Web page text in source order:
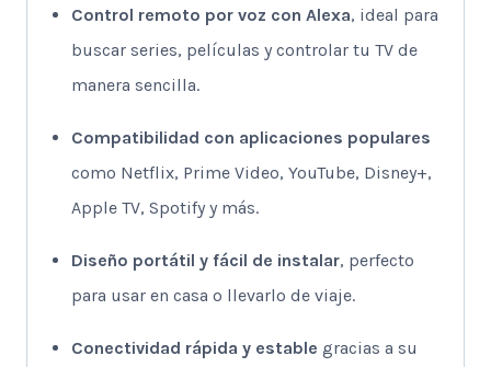
Control remoto por voz con Alexa, ideal para
buscar series, películas y controlar tu TV de
manera sencilla.
Compatibilidad con aplicaciones populares
como Netflix, Prime Video, YouTube, Disney+,
Apple TV, Spotify y más.
Diseño portátil y fácil de instalar, perfecto
para usar en casa o llevarlo de viaje.
Conectividad rápida y estable gracias a su